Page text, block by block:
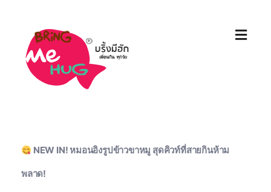
NEW IN! หมอนอิงรูปข้าวขาหมู สุดคิวท์ที่สายกินห้าม
พลาด!